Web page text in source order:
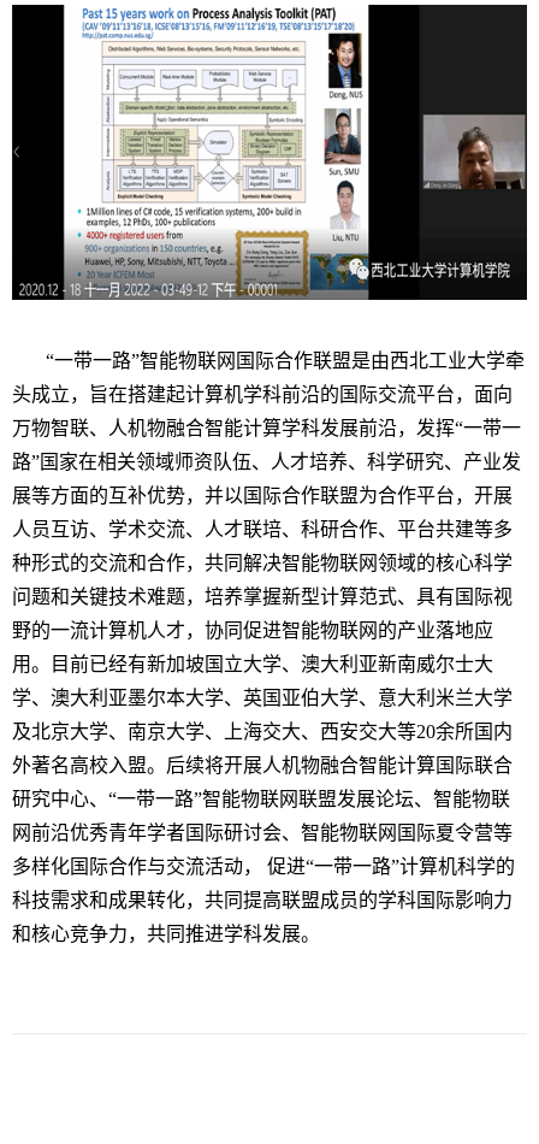
“一带一路”智能物联网国际合作联盟是由西北工业大学牵
头成立，旨在搭建起计算机学科前沿的国际交流平台，面向
万物智联、人机物融合智能计算学科发展前沿，发挥“一带一
路”国家在相关领域师资队伍、人才培养、科学研究、产业发
展等方面的互补优势，并以国际合作联盟为合作平台，开展
人员互访、学术交流、人才联培、科研合作、平台共建等多
种形式的交流和合作，共同解决智能物联网领域的核心科学
问题和关键技术难题，培养掌握新型计算范式、具有国际视
野的一流计算机人才，协同促进智能物联网的产业落地应
用。目前已经有新加坡国立大学、澳大利亚新南威尔士大
学、澳大利亚墨尔本大学、英国亚伯大学、意大利米兰大学
及北京大学、南京大学、上海交大、西安交大等20余所国内
外著名高校入盟。后续将开展人机物融合智能计算国际联合
研究中心、“一带一路”智能物联网联盟发展论坛、智能物联
网前沿优秀青年学者国际研讨会、智能物联网国际夏令营等
多样化国际合作与交流活动， 促进“一带一路”计算机科学的
科技需求和成果转化，共同提高联盟成员的学科国际影响力
和核心竞争力，共同推进学科发展。